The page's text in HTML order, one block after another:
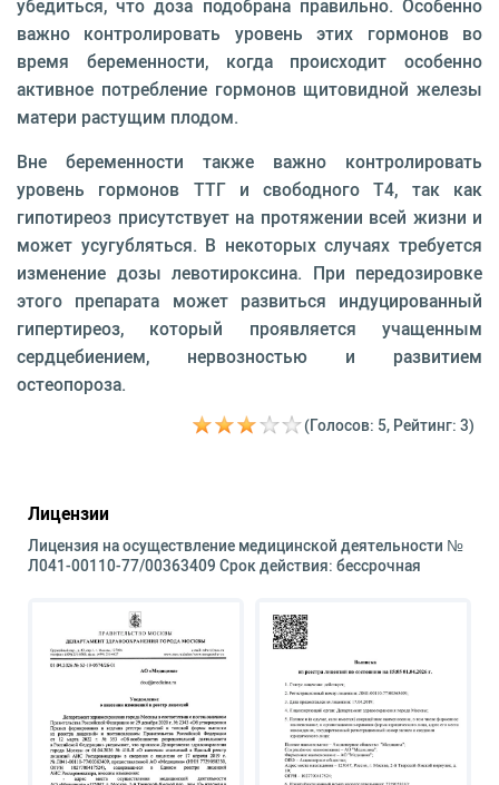
убедиться, что доза подобрана правильно. Особенно
важно контролировать уровень этих гормонов во
время беременности, когда происходит особенно
активное потребление гормонов щитовидной железы
матери растущим плодом.
Вне беременности также важно контролировать
уровень гормонов ТТГ и свободного Т4, так как
гипотиреоз присутствует на протяжении всей жизни и
может усугубляться. В некоторых случаях требуется
изменение дозы левотироксина. При передозировке
этого препарата может развиться индуцированный
гипертиреоз, который проявляется учащенным
сердцебиением, нервозностью и развитием
остеопороза.
(Голосов: 5, Рейтинг: 3)
Лицензии
Лицензия на осуществление медицинской деятельности №
Л041-00110-77/00363409 Срок действия: бессрочная